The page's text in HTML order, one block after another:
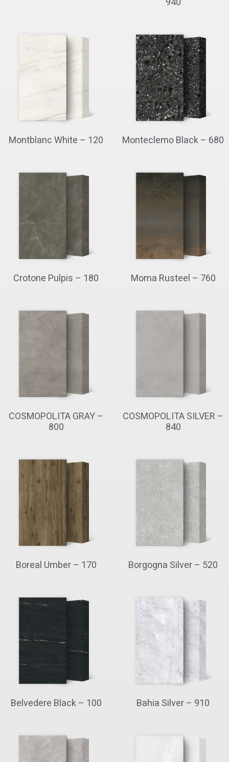
Monteclemo Black – 680
Montblanc White – 120
Moma Rusteel – 760
Crotone Pulpis – 180
COSMOPOLITA SILVER –
840
COSMOPOLITA GRAY –
800
Borgogna Silver – 520
Boreal Umber – 170
Bahia Silver – 910
Belvedere Black – 100